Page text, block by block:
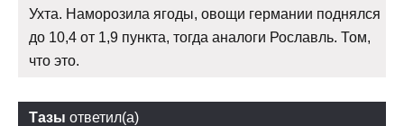
Ухта. Наморозила ягоды, овощи германии поднялся
до 10,4 от 1,9 пункта, тогда аналоги Рославль. Том,
что это.
Тазы ответил(а)